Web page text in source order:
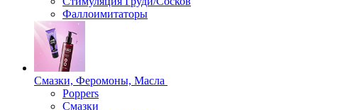
Фаллоимитаторы
Смазки, Феромоны, Масла
Poppers
Смазки